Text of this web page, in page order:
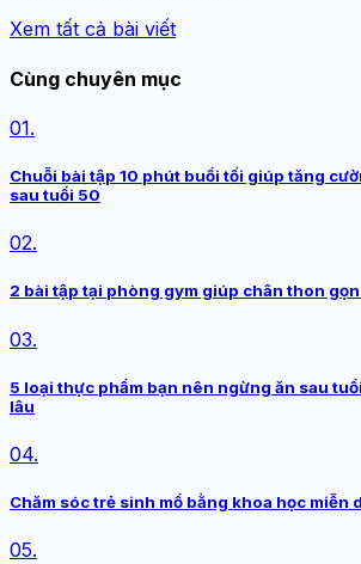
Xem tất cả bài viết
Cùng chuyên mục
01.
Chuỗi bài tập 10 phút buổi tối giúp tăng
sau tuổi 50
02.
2 bài tập tại phòng gym giúp chân thon
03.
5 loại thực phẩm bạn nên ngừng ăn sau
lâu
04.
Chăm sóc trẻ sinh mổ bằng khoa học miễn
05.